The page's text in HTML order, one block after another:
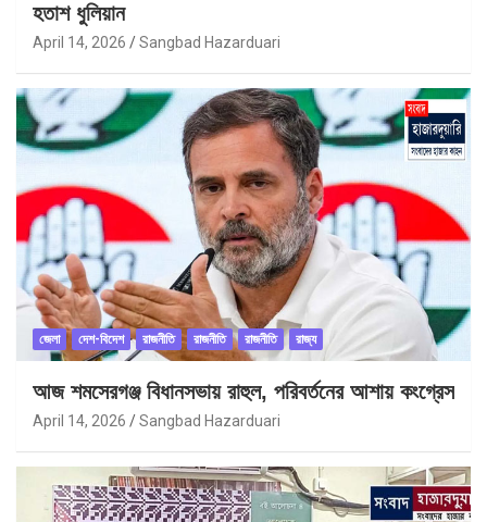
হতাশ ধুলিয়ান
April 14, 2026 Sangbad Hazarduari
জেলা দেশ-বিদেশ রাজনীতি রাজনীতি রাজনীতি রাজ্য
আজ শমসেরগঞ্জ বিধানসভায় রাহুল, পরিবর্তনের আশায় কংগ্রেস
April 14, 2026 Sangbad Hazarduari